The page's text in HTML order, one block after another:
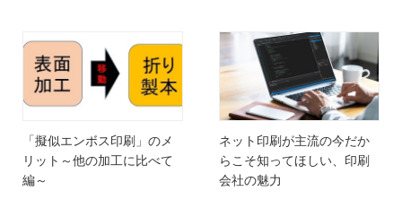
「擬似エンボス印刷」のメ
リット～他の加工に比べて
編～
ネット印刷が主流の今だか
らこそ知ってほしい、印刷
会社の魅力